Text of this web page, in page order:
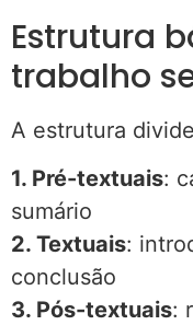
Estrutura
trabalho
A estrutura
1. Pré-textuais:
sumário
2. Textuais:
conclusão
3. Pós-textuais: